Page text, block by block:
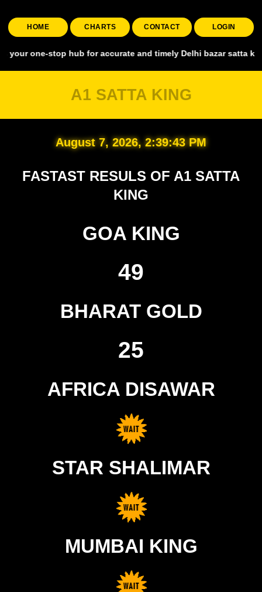
HOME CHARTS CONTACT LOGIN
stop hub for accurate and timely Delhi bazar satta king,
A1 SATTA KING
August 7, 2026, 2:39:44 PM
FASTAST RESULS OF A1 SATTA
KING
GOA KING
49
BHARAT GOLD
25
AFRICA DISAWAR
STAR SHALIMAR
MUMBAI KING